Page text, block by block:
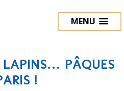
MENU
LAPINS… PÂQUES
!